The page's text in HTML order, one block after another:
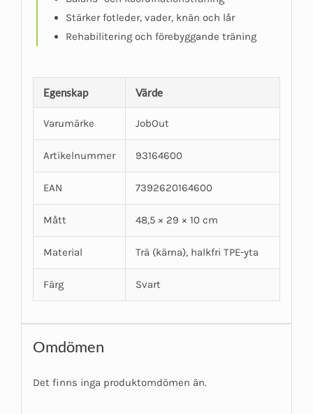
Stärker fotleder, vader, knän och lår
Rehabilitering och förebyggande träning
Egenskap Värde
Varumärke JobOut
Artikelnummer 93164600
EAN 7392620164600
Mått 48,5 × 29 × 10 cm
Material Trä (kärna), halkfri TPE-yta
Färg Svart
Omdömen
Det finns inga produktomdömen än.